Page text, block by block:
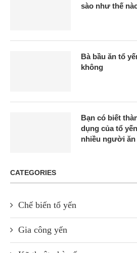
sào như thế
Bà bầu ăn tổ
không
Bạn có biết
dụng của tổ
nhiều người ăn
CATEGORIES
Chế biến tổ yến
Gia công yến